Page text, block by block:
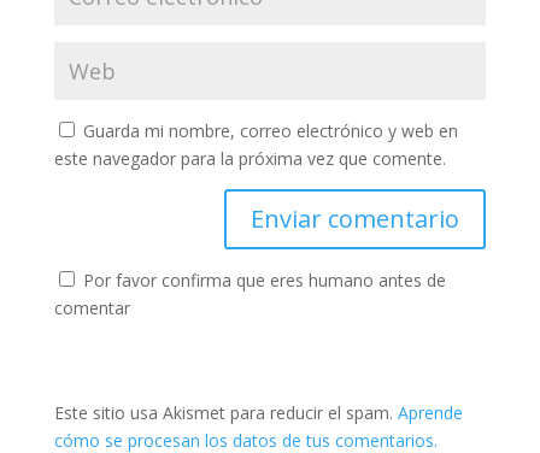
Guarda mi nombre, correo electrónico y web en
este navegador para la próxima vez que comente.
Por favor confirma que eres humano antes de
comentar
Este sitio usa Akismet para reducir el spam. Aprende
cómo se procesan los datos de tus comentarios.